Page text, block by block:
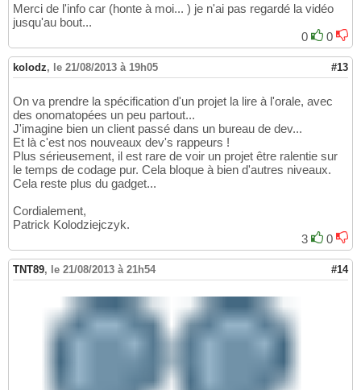
Merci de l'info car (honte à moi... ) je n'ai pas regardé la vidéo
jusqu'au bout...
0
0
kolodz, le 21/08/2013 à 19h05 #13
On va prendre la spécification d'un projet la lire à l'orale, avec
des onomatopées un peu partout...
J'imagine bien un client passé dans un bureau de dev...
Et là c'est nos nouveaux dev's rappeurs !
Plus sérieusement, il est rare de voir un projet être ralentie sur
le temps de codage pur. Cela bloque à bien d'autres niveaux.
Cela reste plus du gadget...
Cordialement,
Patrick Kolodziejczyk.
3
0
TNT89, le 21/08/2013 à 21h54 #14